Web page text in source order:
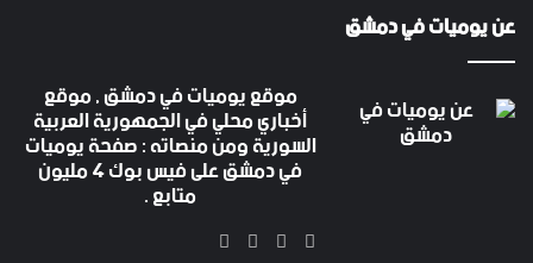
عن يوميات في دمشق
موقع يوميات في دمشق , موقع
أخباري محلي في الجمهورية العربية
السورية ومن منصاته : صفحة يوميات
في دمشق على فيس بوك 4 مليون متابع .
فيسبوك
‫X
‫YouTube